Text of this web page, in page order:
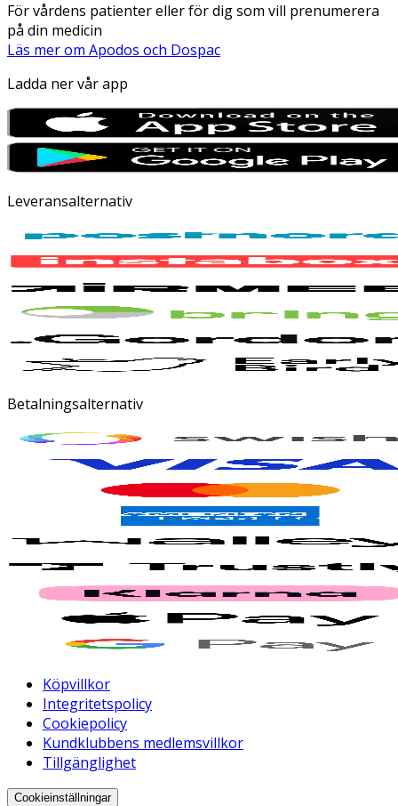
För vårdens patienter eller för dig som vill prenumerera
på din medicin
Läs mer om Apodos och Dospac
Ladda ner vår app
Leveransalternativ
Betalningsalternativ
Köpvillkor
Integritetspolicy
Cookiepolicy
Kundklubbens medlemsvillkor
Tillgänglighet
Cookieinställningar